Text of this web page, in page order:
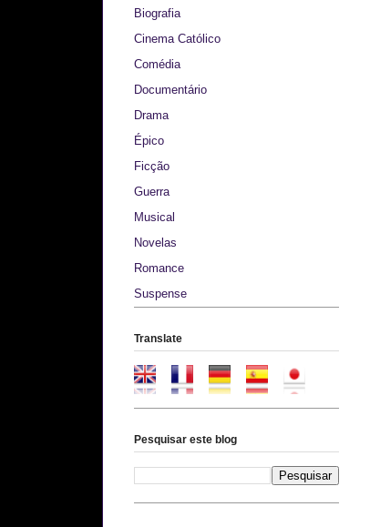
Biografia
Cinema Católico
Comédia
Documentário
Drama
Épico
Ficção
Guerra
Musical
Novelas
Romance
Suspense
Translate
Pesquisar este blog